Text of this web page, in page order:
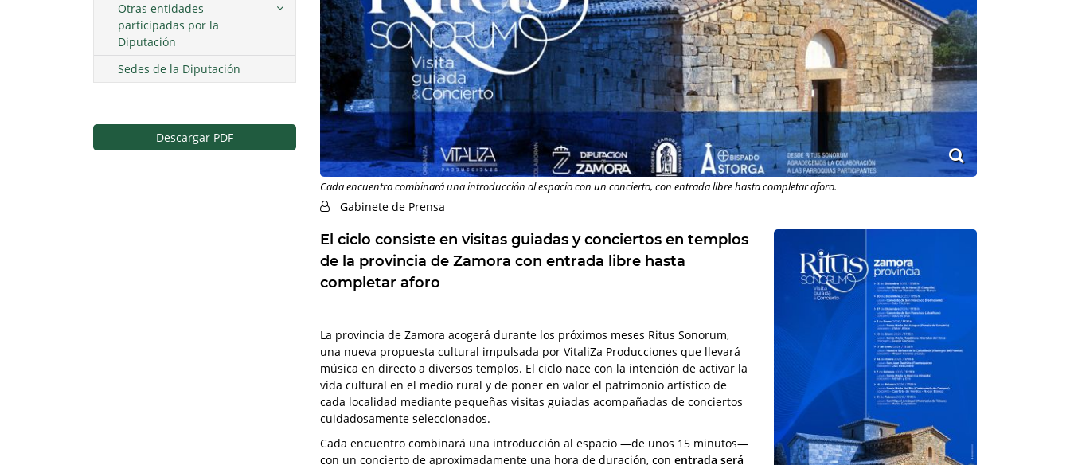
Cada encuentro combinará una introducción al espacio con un concierto, con entrada libre hasta completar aforo.
Gabinete de Prensa
El ciclo consiste en visitas guiadas y conciertos en templos
de la provincia de Zamora con entrada libre hasta
completar aforo
La provincia de Zamora acogerá durante los próximos meses Ritus Sonorum,
una nueva propuesta cultural impulsada por VitaliZa Producciones que llevará
música en directo a diversos templos. El ciclo nace con la intención de activar la
vida cultural en el medio rural y de poner en valor el patrimonio artístico de
cada localidad mediante pequeñas visitas guiadas acompañadas de conciertos
cuidadosamente seleccionados.
Cada encuentro combinará una introducción al espacio —de unos 15 minutos—
con un concierto de aproximadamente una hora de duración, con entrada será
Otras entidades
participadas por la
Diputación
Sedes de la Diputación
Descargar PDF